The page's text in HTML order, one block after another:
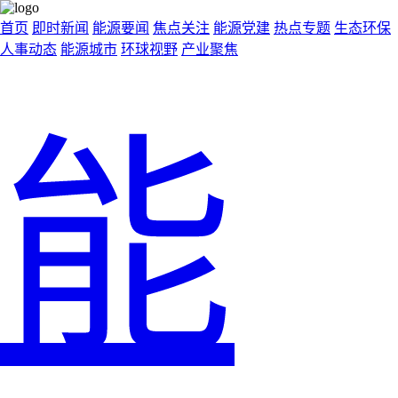
首页 即时新闻 能源要闻 焦点关注 能源党建 热点专题 生态环保
人事动态 能源城市 环球视野 产业聚焦
能